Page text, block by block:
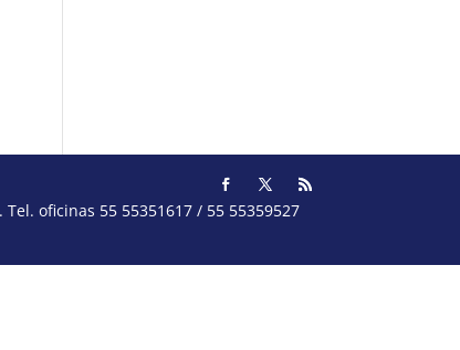
oficinas 55 55351617 / 55 55359527